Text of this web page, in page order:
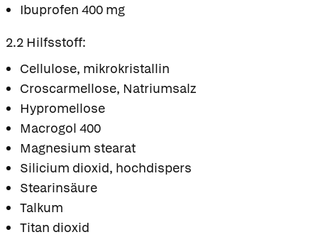
Ibuprofen 400 mg
2.2 Hilfsstoff:
Cellulose, mikrokristallin
Croscarmellose, Natriumsalz
Hypromellose
Macrogol 400
Magnesium stearat
Silicium dioxid, hochdispers
Stearinsäure
Talkum
Titan dioxid